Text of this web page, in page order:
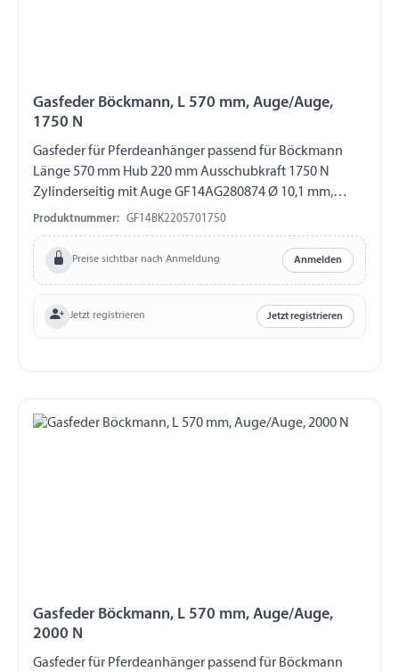
Gasfeder Böckmann, L 570 mm, Auge/Auge,
1750 N
Gasfeder für Pferdeanhänger passend für Böckmann
Länge 570 mm Hub 220 mm Ausschubkraft 1750 N
Zylinderseitig mit Auge GF14AG280874 Ø 10,1 mm,
Länge 16 mm, M8 Kolbenstangenseitig mit Auge
GF14AG280841 Ø 8,1 mm, Länge 16 mm, M10
Produktnummer: GF14BK2205701750
Preise sichtbar nach Anmeldung Anmelden
Jetzt registrieren Jetzt registrieren
Gasfeder Böckmann, L 570 mm, Auge/Auge,
2000 N
Gasfeder für Pferdeanhänger passend für Böckmann